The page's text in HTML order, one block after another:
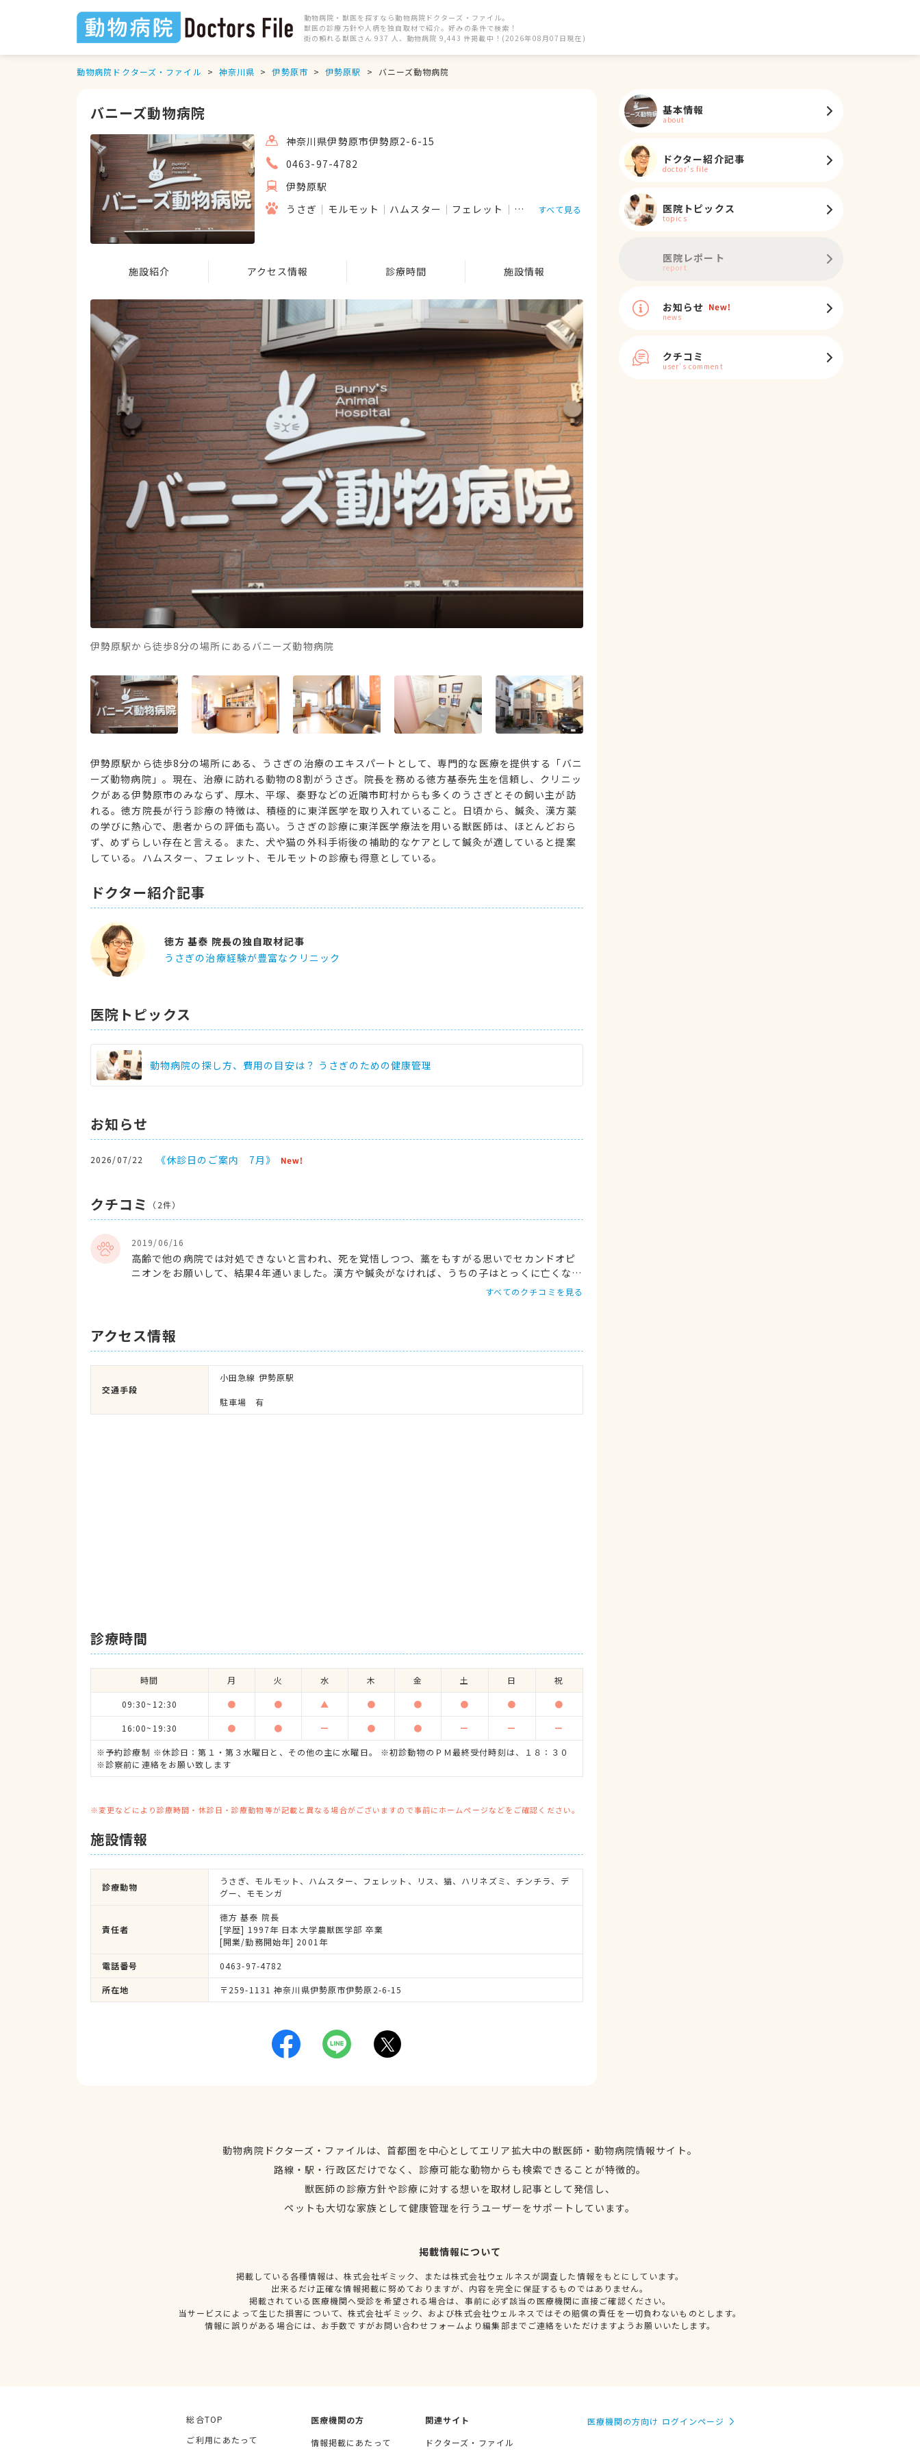
動物病院・獣医を探すなら動物病院ドクターズ・ファイル。
獣医の診療方針や人柄を独自取材で紹介。好みの条件で検索！
街の頼れる獣医さん 937 人、動物病院 9,443 件掲載中！(2026年08月07日現在)
動物病院ドクターズ・ファイル 神奈川県 伊勢原市 伊勢原駅 バニーズ動物病院
バニーズ動物病院
神奈川県伊勢原市伊勢原2-6-15
0463-97-4782
伊勢原駅
うさぎ
モルモット ハムスター フェレット リス 猫 ハリネズミ チンチラ デグー モモンガ
すべて見る
施設紹介 アクセス情報 診療時間 施設情報
伊勢原駅から徒歩8分の場所にあるバニーズ動物病院
伊勢原駅から徒歩8分の場所にある、うさぎの治療のエキスパートとして、専門的な医療を提供する「バニ
ーズ動物病院」。現在、治療に訪れる動物の8割がうさぎ。院長を務める徳方基泰先生を信頼し、クリニッ
クがある伊勢原市のみならず、厚木、平塚、秦野などの近隣市町村からも多くのうさぎとその飼い主が訪
れる。徳方院長が行う診療の特徴は、積極的に東洋医学を取り入れていること。日頃から、鍼灸、漢方薬
の学びに熱心で、患者からの評価も高い。うさぎの診療に東洋医学療法を用いる獣医師は、ほとんどおら
ず、めずらしい存在と言える。また、犬や猫の外科手術後の補助的なケアとして鍼灸が適していると提案
している。ハムスター、フェレット、モルモットの診療も得意としている。
ドクター紹介記事
徳方 基泰 院長の独自取材記事
うさぎの治療経験が豊富なクリニック
医院トピックス
動物病院の探し方、費用の目安は？ うさぎのための健康管理
お知らせ
2026/07/22 《休診日のご案内 7月》
クチコミ （ 2件）
2019/06/16
高齢で他の病院では対処できないと言われ、死を覚悟しつつ、藁をもすがる思いでセカンドオピ
ニオンをお願いして、結果4年通いました。漢方や鍼灸がなければ、うちの子はとっくに亡くなっ
ていたと思います。先生のおかげで、14歳の大往生ができました。大変感謝しています。
すべてのクチコミを見る
アクセス情報
交通手段
小田急線 伊勢原駅
駐車場　有
診療時間
時間 月 火 水 木 金 土 日 祝
09:30~12:30 ● ● ▲ ● ● ● ● ●
16:00~19:30 ● ● ー ● ● ー ー ー
※予約診療制 ※休診日：第１・第３水曜日と、その他の主に水曜日。 ※初診動物のＰＭ最終受付時刻は、１８：３０
※診察前に連絡をお願い致します
※変更などにより診療時間・休診日・診療動物等が記載と異なる場合がございますので事前にホームページなどをご確認ください。
施設情報
診療動物
うさぎ、モルモット、ハムスター、フェレット、リス、猫、ハリネズミ、チンチラ、デ
グー、モモンガ
責任者
徳方 基泰 院長
[学歴] 1997年 日本大学農獣医学部 卒業
[開業/勤務開始年] 2001年
電話番号 0463-97-4782
所在地 〒259-1131 神奈川県伊勢原市伊勢原2-6-15
基本情報
about
ドクター紹介記事
doctor's file
医院トピックス
topics
医院レポート
report
お知らせ
news
クチコミ
user's comment
動物病院ドクターズ・ファイルは、首都圏を中心としてエリア拡大中の獣医師・動物病院情報サイト。
路線・駅・行政区だけでなく、診療可能な動物からも検索できることが特徴的。
獣医師の診療方針や診療に対する想いを取材し記事として発信し、
ペットも大切な家族として健康管理を行うユーザーをサポートしています。
掲載情報について
掲載している各種情報は、株式会社ギミック、または株式会社ウェルネスが調査した情報をもとにしています。
出来るだけ正確な情報掲載に努めておりますが、内容を完全に保証するものではありません。
掲載されている医療機関へ受診を希望される場合は、事前に必ず該当の医療機関に直接ご確認ください。
当サービスによって生じた損害について、株式会社ギミック、および株式会社ウェルネスではその賠償の責任を一切負わないものとします。
情報に誤りがある場合には、お手数ですがお問い合わせフォームより編集部までご連絡をいただけますようお願いいたします。
総合TOP
ご利用にあたって
医療機関の方
情報掲載にあたって
関連サイト
ドクターズ・ファイル
医療機関の方向け ログインページ